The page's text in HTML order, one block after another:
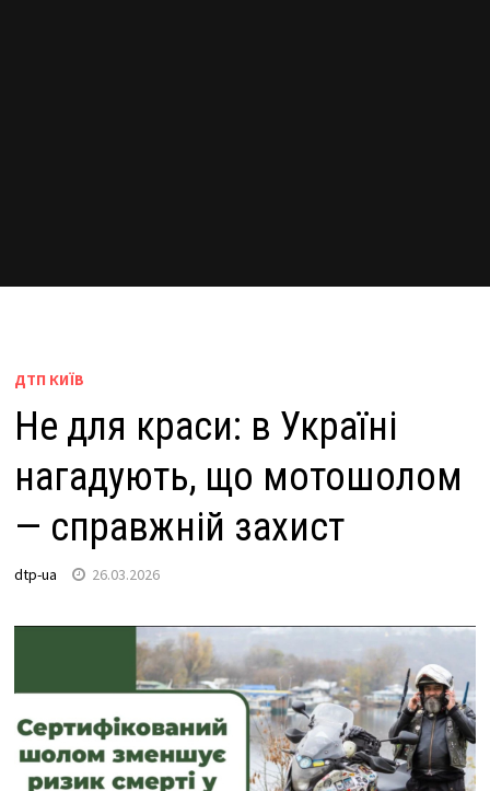
ДТП КИЇВ
Не для краси: в Україні
нагадують, що мотошолом
— справжній захист
dtp-ua 26.03.2026